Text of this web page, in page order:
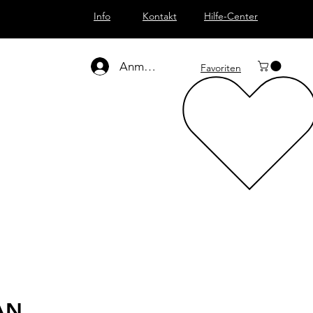
Info Kontakt Hilfe-Center
Anmelden Favoriten